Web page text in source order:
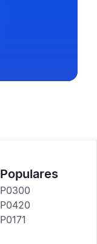
Populares
P0300
P0420
P0171